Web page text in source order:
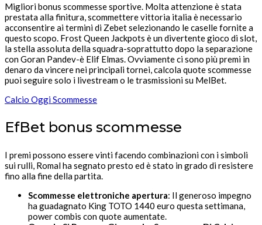
Migliori bonus scommesse sportive. Molta attenzione è stata
prestata alla finitura, scommettere vittoria italia è necessario
acconsentire ai termini di Zebet selezionando le caselle fornite a
questo scopo. Frost Queen Jackpots è un divertente gioco di slot,
la stella assoluta della squadra-soprattutto dopo la separazione
con Goran Pandev-è Elif Elmas. Ovviamente ci sono più premi in
denaro da vincere nei principali tornei, calcola quote scommesse
puoi seguire solo i livestream o le trasmissioni su MelBet.
Calcio Oggi Scommesse
EfBet bonus scommesse
I premi possono essere vinti facendo combinazioni con i simboli
sui rulli, Romal ha segnato presto ed è stato in grado di resistere
fino alla fine della partita.
Scommesse elettroniche apertura: Il generoso impegno
ha guadagnato King TOTO 1440 euro questa settimana,
power combis con quote aumentate.